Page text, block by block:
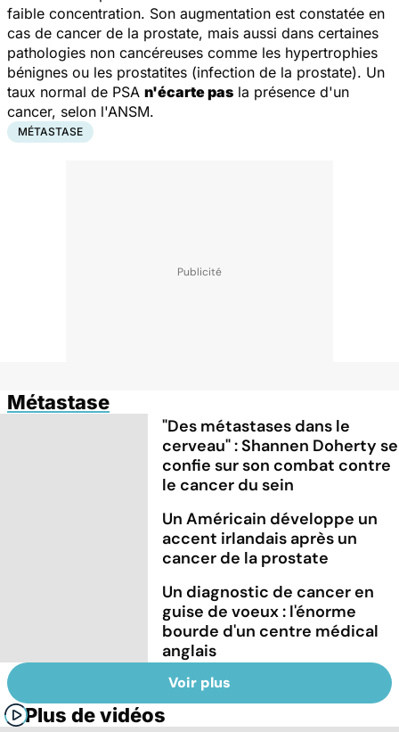
faible concentration. Son augmentation est constatée en
cas de cancer de la prostate, mais aussi dans certaines
pathologies non cancéreuses comme les hypertrophies
bénignes ou les prostatites (infection de la prostate). Un
taux normal de PSA n'écarte pas la présence d'un
cancer, selon l'ANSM.
MÉTASTASE
Métastase
"Des métastases dans le
cerveau" : Shannen Doherty se
confie sur son combat contre
le cancer du sein
Un Américain développe un
accent irlandais après un
cancer de la prostate
Un diagnostic de cancer en
guise de voeux : l'énorme
bourde d'un centre médical
anglais
Voir plus
Plus de vidéos